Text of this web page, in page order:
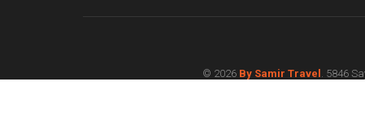
© 2026 By Samir Travel . 5846